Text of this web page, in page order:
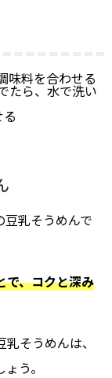
味料を合わせる
たら、水で洗い
乳そうめんで
で、コクと深み
そうめんは、
う。